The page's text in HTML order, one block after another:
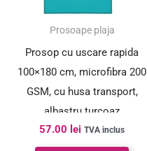
Prosoape plaja
Prosop cu uscare rapida
100×180 cm, microfibra 200
GSM, cu husa transport,
albastru turcoaz
57.00 lei TVA inclus